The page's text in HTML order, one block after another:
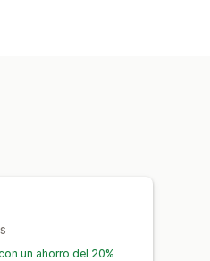
un ahorro del 20%